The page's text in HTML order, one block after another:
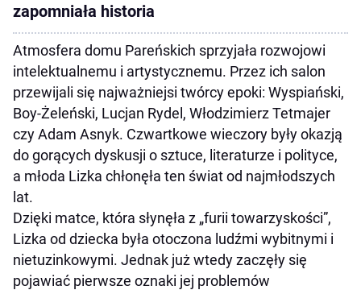
zapomniała historia
Atmosfera domu Pareńskich sprzyjała rozwojowi
intelektualnemu i artystycznemu. Przez ich salon
przewijali się najważniejsi twórcy epoki: Wyspiański,
Boy-Żeleński, Lucjan Rydel, Włodzimierz Tetmajer
czy Adam Asnyk. Czwartkowe wieczory były okazją
do gorących dyskusji o sztuce, literaturze i polityce,
a młoda Lizka chłonęła ten świat od najmłodszych
lat.
Dzięki matce, która słynęła z „furii towarzyskości”,
Lizka od dziecka była otoczona ludźmi wybitnymi i
nietuzinkowymi. Jednak już wtedy zaczęły się
pojawiać pierwsze oznaki jej problemów